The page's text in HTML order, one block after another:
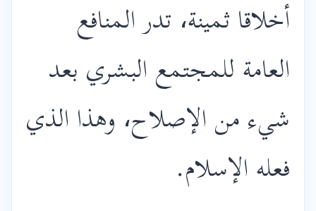
أخلاقا ثمينة، تدر المنافع
العامة للمجتمع البشري بعد
شيء من الإصلاح، وهذا الذي
فعله الإسلام.